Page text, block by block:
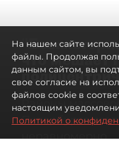
что мешает
Районы
Петербурге
неравномерно
На нашем сайте
файлы. Продолжая
данным сайтом, вы
свое согласие на
файлов cookie в
настоящим
Политикой о